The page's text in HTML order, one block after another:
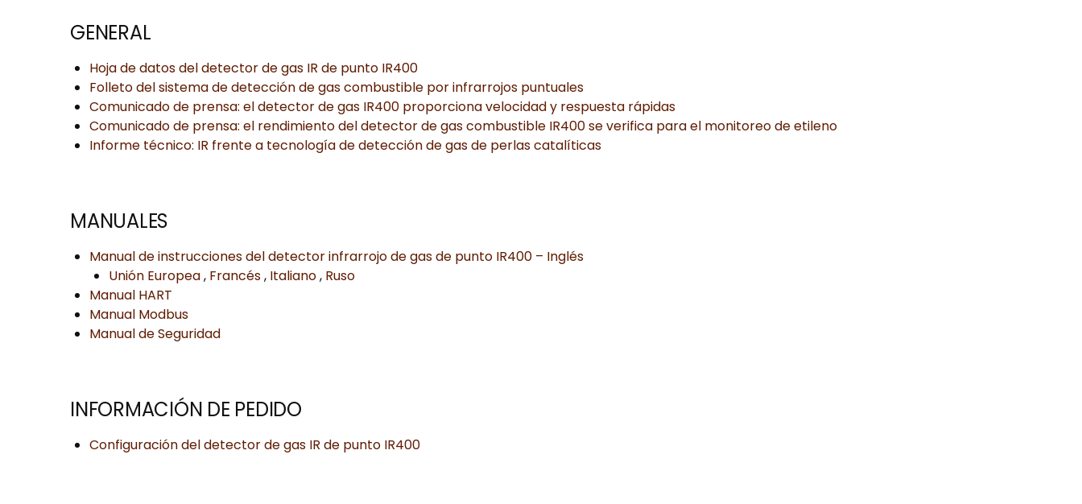
GENERAL
Hoja de datos del detector de gas IR de punto IR400
Folleto del sistema de detección de gas combustible por infrarrojos puntuales
Comunicado de prensa: el detector de gas IR400 proporciona velocidad y respuesta rápidas
Comunicado de prensa: el rendimiento del detector de gas combustible IR400 se verifica para el monitoreo de etileno
Informe técnico: IR frente a tecnología de detección de gas de perlas catalíticas
MANUALES
Manual de instrucciones del detector infrarrojo de gas de punto IR400 – Inglés
Unión Europea, Francés, Italiano, Ruso
Manual HART
Manual Modbus
Manual de Seguridad
INFORMACIÓN DE PEDIDO
Configuración del detector de gas IR de punto IR400